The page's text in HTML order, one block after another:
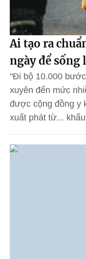
Ai tạo ra
ngày để sống
"Đi bộ 10.000
xuyên đến mức
được cộng đồng y
xuất phát từ...